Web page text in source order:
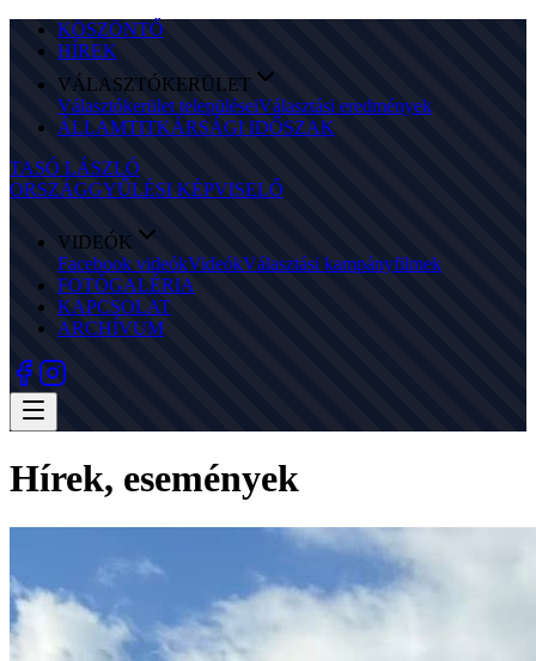
KÖSZÖNTŐ
HÍREK
VÁLASZTÓKERÜLET
Választókerület településeiVálasztási eredmények
ÁLLAMTITKÁRSÁGI IDŐSZAK
TASÓ LÁSZLÓ
ORSZÁGGYŰLÉSI KÉPVISELŐ
VIDEÓK
Facebook videókVideókVálasztási kampányfilmek
FOTÓGALÉRIA
KAPCSOLAT
ARCHÍVUM
Hírek, események